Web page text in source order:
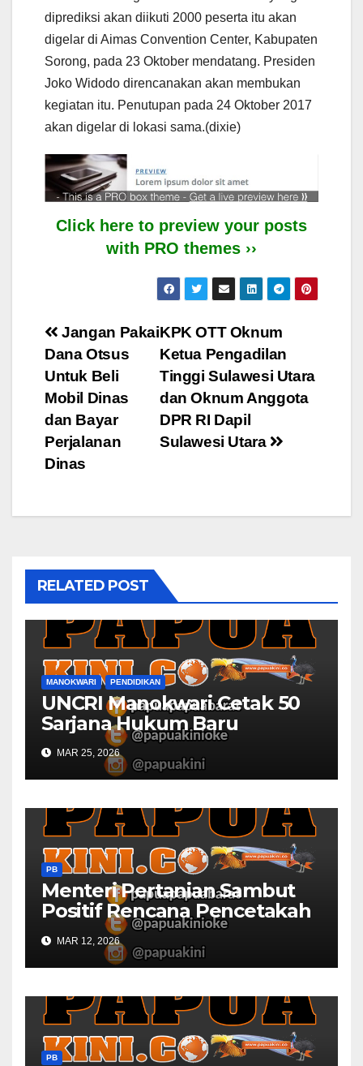
diprediksi akan diikuti 2000 peserta itu akan
digelar di Aimas Convention Center, Kabupaten
Sorong, pada 23 Oktober mendatang. Presiden
Joko Widodo direncanakan akan membukan
kegiatan itu. Penutupan pada 24 Oktober 2017
akan digelar di lokasi sama.(dixie)
Click here to preview your posts
with PRO themes ››
Post
navigation
KPK OTT Oknum
Ketua Pengadilan
Tinggi Sulawesi Utara
dan Oknum Anggota
DPR RI Dapil
Sulawesi Utara
Jangan Pakai
Dana Otsus
Untuk Beli
Mobil Dinas
dan Bayar
Perjalanan
Dinas
RELATED POST
MANOKWARI PENDIDIKAN
UNCRI Manokwari Cetak 50
Sarjana Hukum Baru
MAR 25, 2026
PB
Menteri Pertanian Sambut
Positif Rencana Pencetakah
Sawah dan Ladang di Papua
Barat
MAR 12, 2026
PB